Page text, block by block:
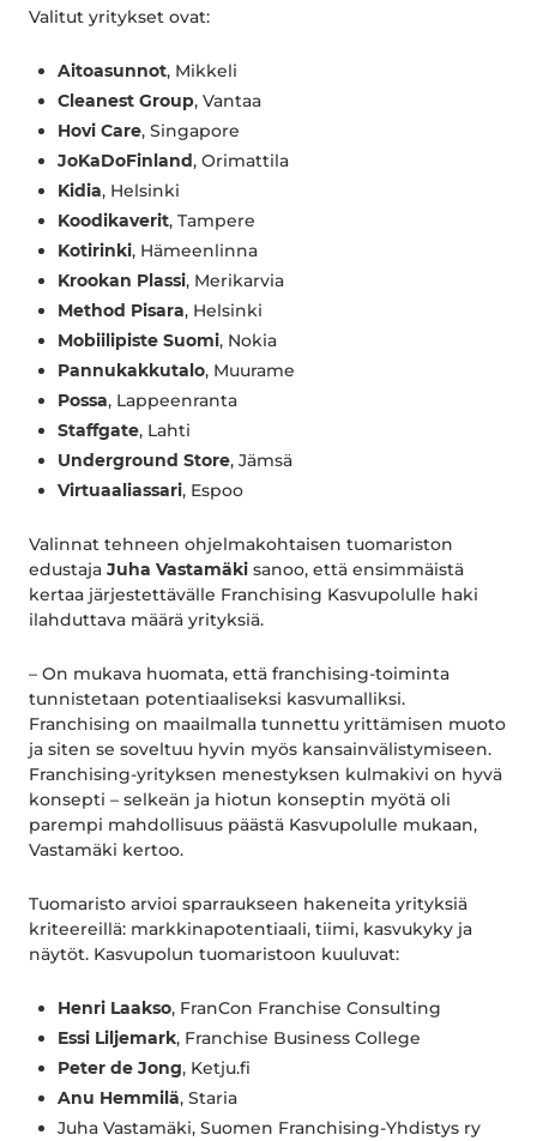
Valitut yritykset ovat:
Aitoasunnot, Mikkeli
Cleanest Group, Vantaa
Hovi Care, Singapore
JoKaDoFinland, Orimattila
Kidia, Helsinki
Koodikaverit, Tampere
Kotirinki, Hämeenlinna
Krookan Plassi, Merikarvia
Method Pisara, Helsinki
Mobiilipiste Suomi, Nokia
Pannukakkutalo, Muurame
Possa, Lappeenranta
Staffgate, Lahti
Underground Store, Jämsä
Virtuaaliassari, Espoo
Valinnat tehneen ohjelmakohtaisen tuomariston
edustaja Juha Vastamäki sanoo, että ensimmäistä
kertaa järjestettävälle Franchising Kasvupolulle haki
ilahduttava määrä yrityksiä.
– On mukava huomata, että franchising-toiminta
tunnistetaan potentiaaliseksi kasvumalliksi.
Franchising on maailmalla tunnettu yrittämisen muoto
ja siten se soveltuu hyvin myös kansainvälistymiseen.
Franchising-yrityksen menestyksen kulmakivi on hyvä
konsepti – selkeän ja hiotun konseptin myötä oli
parempi mahdollisuus päästä Kasvupolulle mukaan,
Vastamäki kertoo.
Tuomaristo arvioi sparraukseen hakeneita yrityksiä
kriteereillä: markkinapotentiaali, tiimi, kasvukyky ja
näytöt. Kasvupolun tuomaristoon kuuluvat:
Henri Laakso, FranCon Franchise Consulting
Essi Liljemark, Franchise Business College
Peter de Jong, Ketju.fi
Anu Hemmilä, Staria
Juha Vastamäki, Suomen Franchising-Yhdistys ry